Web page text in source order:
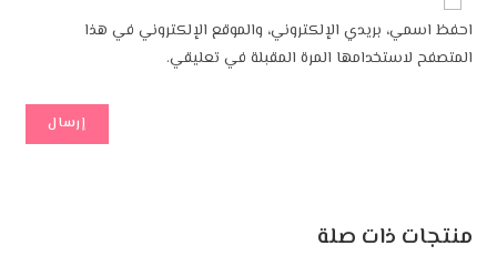
احفظ اسمي، بريدي الإلكتروني، والموقع الإلكتروني في هذا
المتصفح لاستخدامها المرة المقبلة في تعليقي.
منتجات ذات صلة